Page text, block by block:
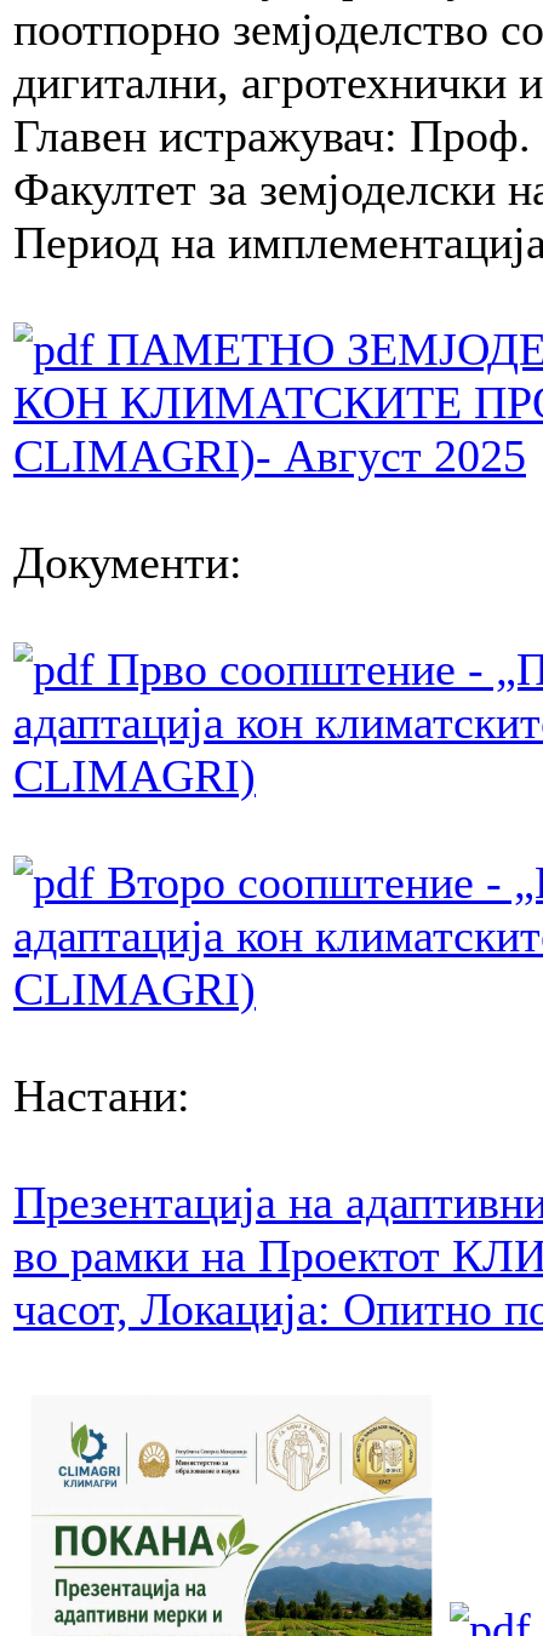
поотпорно земјоделство
дигитални, агротехнички
Главен истражувач:
Факултет за
Период на
ПАМЕТНО
КОН КЛИМАТСКИТЕ
CLIMAGRI)- Август 2025
Документи:
Прво соопштение -
адаптација кон
CLIMAGRI)
Второ соопштение -
адаптација кон
CLIMAGRI)
Настани:
Презентација на
во рамки на Проектот
часот, Локација: Опитно